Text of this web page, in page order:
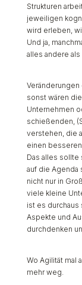
Strukturen
jeweiligen
wird erleben,
Und ja,
alles andere als
Veränderungen
sonst wären
Unternehmen
schießenden,
verstehen, die
einen
Das alles sollte
auf die Agenda
nicht nur in
viele kleine
ist es
Aspekte und
durchdenken
Wo Agilität mal
mehr weg.